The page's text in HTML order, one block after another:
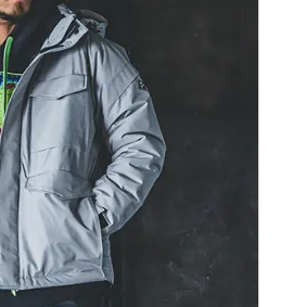
グ一覧
（無料）
無料貸し出し